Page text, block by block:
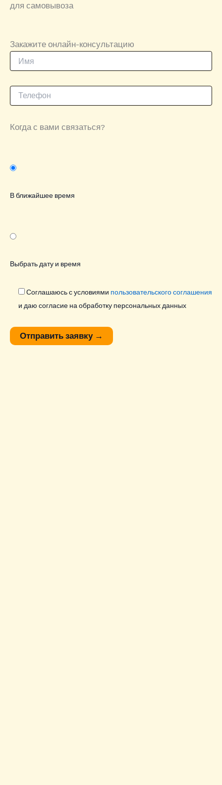
для самовывоза
Закажите онлайн-консультацию
Когда с вами связаться?
В ближайшее время
Выбрать дату и время
Соглашаюсь с условиями пользовательского соглашения
и даю согласие на обработку персональных данных
Отправить заявку →